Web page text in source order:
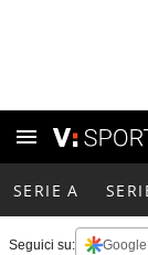
SERIE A
Seguici su: